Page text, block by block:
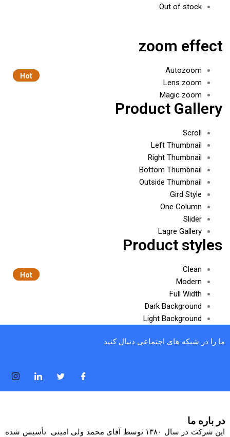
Out of stock
zoom effect
Autozoom
Lens zoom
Hot
Magic zoom
Hot
Product Gallery
Scroll
Left Thumbnail
Right Thumbnail
Bottom Thumbnail
Outside Thumbnail
Gird Style
One Column
Slider
Lagre Gallery
Product styles
Clean
Hot
Modern
Full Width
Hot
Dark Background
Light Background
ما را در شبکه های اجتماعی دنبال کنید
در باره ما
این شرکت در سال ۱۳۸۰ توسط آقای محمد ولی امینی تأسیس شده